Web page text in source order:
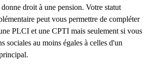
droit à une pension. Votre statut
peut vous permettre de compléter
PLCI et une CPTI mais seulement si vous
sociales au moins égales à celles d'un